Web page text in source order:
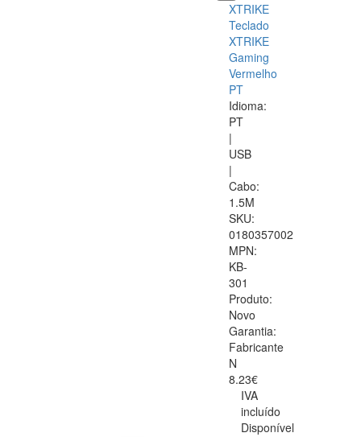
XTRIKE
Teclado
XTRIKE
Gaming
Vermelho
PT
Idioma:
PT
|
USB
|
Cabo:
1.5M
SKU:
0180357002
MPN:
KB-
301
Produto:
Novo
Garantia:
Fabricante
N
8.23€
IVA
incluído
Disponível